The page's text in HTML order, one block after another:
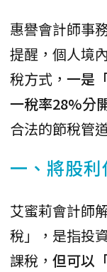
惠譽會計師事
提醒，個人境
稅方式， 一是
一稅率28%分
合法的節稅管
一、將股
艾蜜莉會計師
稅」，是指投
課稅， 但可以